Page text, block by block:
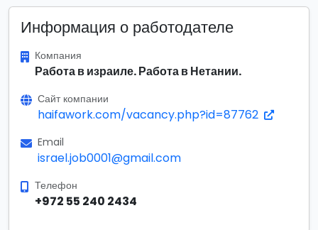
Информация о работодателе
Компания
Работа в израиле. Работа в Нетании.
Сайт компании
haifawork.com/vacancy.php?id=87762
Email
israel.job0001@gmail.com
Телефон
+972 55 240 2434